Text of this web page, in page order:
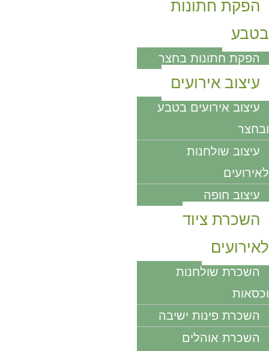
הפקת חתונות
בטבע
הפקת חתונות בחצר
עיצוב אירועים
עיצוב אירועים בטבע
ובחצר
עיצוב שולחנות
לאירועים
עיצוב חופה
השכרת ציוד
לאירועים
השכרת שולחנות
וכסאות
השכרת פינות ישיבה
השכרת אוהלים